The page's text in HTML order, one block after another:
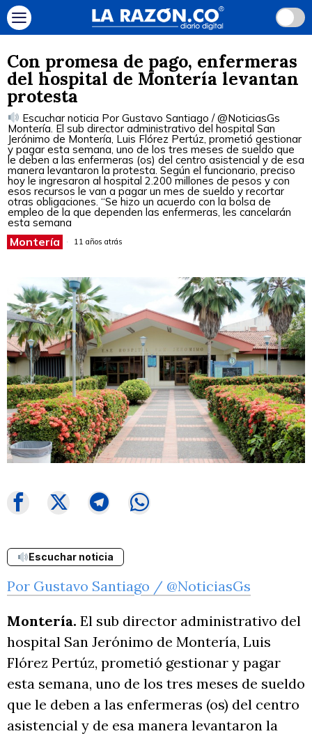
Con promesa de pago, enfermeras
del hospital de Montería levantan
protesta
Escuchar noticia Por Gustavo Santiago / @NoticiasGs
Montería. El sub director administrativo del hospital San
Jerónimo de Montería, Luis Flórez Pertúz, prometió gestionar
y pagar esta semana, uno de los tres meses de sueldo que
le deben a las enfermeras (os) del centro asistencial y de esa
manera levantaron la protesta. Según el funcionario, preciso
hoy le ingresaron al hospital 2.200 millones de pesos y con
esos recursos le van a pagar un mes de sueldo y recortar
otras obligaciones. “Se hizo un acuerdo con la bolsa de
empleo de la que dependen las enfermeras, les cancelarán
esta semana
Montería 11 años atrás
Escuchar noticia
Por Gustavo Santiago / @NoticiasGs
Montería. El sub director administrativo del
hospital San Jerónimo de Montería, Luis
Flórez Pertúz, prometió gestionar y pagar
esta semana, uno de los tres meses de sueldo
que le deben a las enfermeras (os) del centro
asistencial y de esa manera levantaron la